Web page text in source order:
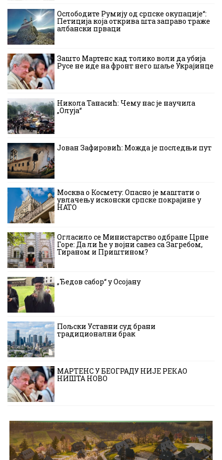
Ослободите Румију од српске окупације“:
Петиција која открива шта заправо траже
албански прваци
Зашто Мартенс кад толико воли да убија
Русе не иде на фронт него шаље Украјинце
Никола Танасић: Чему нас је научила
„Олуја“
Јован Зафировић: Можда је последњи пут
Москва о Космету: Опасно је маштати о
увлачењу исконски српске покрајине у
НАТО
Огласило се Министарство одбране Црне
Горе: Да ли ће у војни савез са Загребом,
Тираном и Приштином?
„Ђедов сабор“ у Осојану
Пољски Уставни суд брани
традиционални брак
МАРТЕНС У БЕОГРАДУ НИЈЕ РЕКАО
НИШТА НОВО